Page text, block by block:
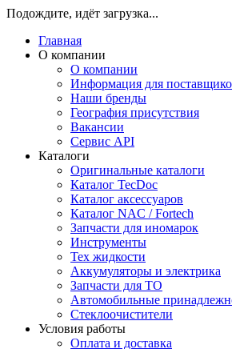
Подождите, идёт загрузка...
Главная
О компании
О компании
Информация для
Наши бренды
География присутствия
Вакансии
Сервис API
Каталоги
Оригинальные каталоги
Каталог TecDoc
Каталог аксессуаров
Каталог NAC / Fortech
Запчасти для иномарок
Инструменты
Тех жидкости
Аккумуляторы и электрика
Запчасти для ТО
Автомобильные
Стеклоочистители
Условия работы
Оплата и доставка